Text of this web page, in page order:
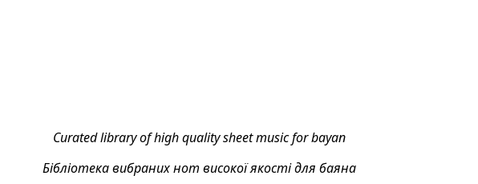
Curated library of high quality sheet music for bayan
Бібліотека вибраних нот високої якості для баяна